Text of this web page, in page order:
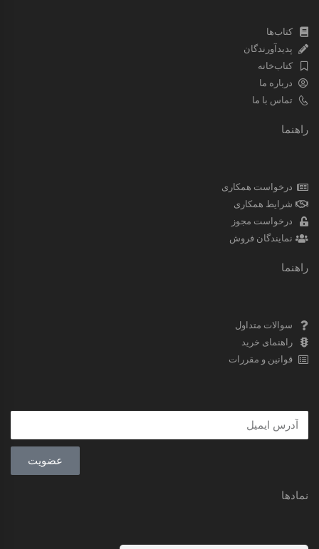
کتاب‌ها
پدیدآورندگان
کتاب‌خانه
درباره ما
تماس با ما
راهنما
درخواست همکاری
شرایط همکاری
درخواست مجوز
نمایندگان فروش
راهنما
سوالات متداول
راهنمای خرید
قوانین و مقررات
عضویت
نمادها